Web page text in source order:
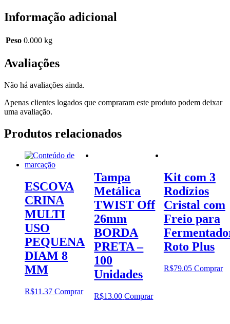
Informação adicional
Peso 0.000 kg
Avaliações
Não há avaliações ainda.
Apenas clientes logados que compraram este produto podem deixar
uma avaliação.
Produtos relacionados
ESCOVA
CRINA
MULTI
USO
PEQUENA
DIAM 8
MM
R$11.37 Comprar
Tampa
Metálica
TWIST Off
26mm
BORDA
PRETA –
100
Unidades
R$13.00 Comprar
Kit com 3
Rodízios
Cristal com
Freio para
Roto Plus
R$79.05 Comprar